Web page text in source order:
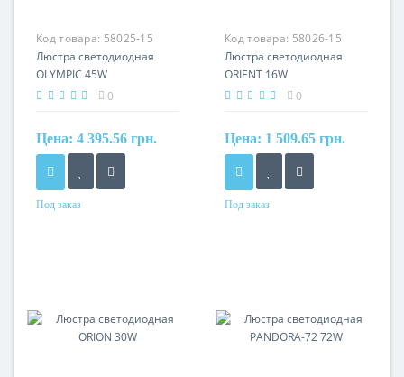
Код товара: 58025-15
Люстра светодиодная
OLYMPIC 45W
0
Цена: 4 395.56 грн.
Под заказ
Код товара: 58026-15
Люстра светодиодная
ORIENT 16W
0
Цена: 1 509.65 грн.
Под заказ